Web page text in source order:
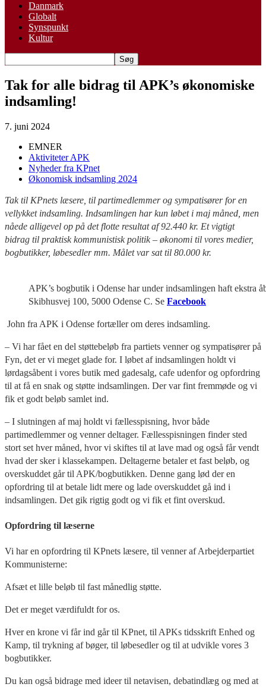
Danmark
Globalt
Synspunkt
Kultur
Tak for alle bidrag til APK’s økonomiske
indsamling!
7. juni 2024
EMNER
Aktiviteter APK
Nyheder fra KPnet
Økonomisk indsamling 2024
Tak til KPnets læsere, til partimedlemmer og sympatisører for en
vellykket indsamling. Indsamlingen har kun løbet i maj måned, men
nåede alligevel op på det flotte resultat af 92.440 kr. Et vigtigt
bidrag til praktisk kommunistisk politik – økonomi til vores medier,
bogbutikker, løbesedler mm. Målet var sat til 80.000 kr.
APK’s bogbutik i Odense har under indsamlingen haft ekstra
Skibhusvej 100, 5000 Odense C. Se Facebook
John fra APK i Odense fortæller om deres indsamling.
– Vi har fået en del støttebeløb fra partiets venner og sympatisører på
Fyn, det er vi meget glade for. I løbet af indsamlingen holdt vi
lørdagsåbent i vores butik med gadesalg, cafe udenfor og opfordring
til at få en snak og støtte indsamlingen. Der var fint fremmøde og vi
fik et godt beløb samlet ind.
– I slutningen af maj holdt vi fællesspisning, hvor både
partimedlemmer og venner deltager. Fællesspisningen finder sted
stort set hver måned, hvor vi skiftes til at lave mad og også får vendt
hvad der sker i klassekampen. Deltagerne betaler et fast beløb, og
overskuddet går til APK/bogbutikken. Denne gang lød der en
opfordring til at betale lidt mere og lade overskuddet gå ind i
indsamlingen. Det gik rigtig godt og vi fik et fint overskud.
Opfordring til læserne
Vi har en opfordring til KPnets læsere, til venner af Arbejderpartiet
Kommunisterne:
Afsæt et lille beløb til fast månedlig støtte.
Det er meget værdifuldt for os.
Hver en krone vi får ind går til KPnet, til APKs tidsskrift Enhed og
Kamp, til trykning af bøger, til løbesedler og til at udvikle vores 3
bogbutikker.
Du kan også bidrage med ideer til netavisen, debatindlæg og med at